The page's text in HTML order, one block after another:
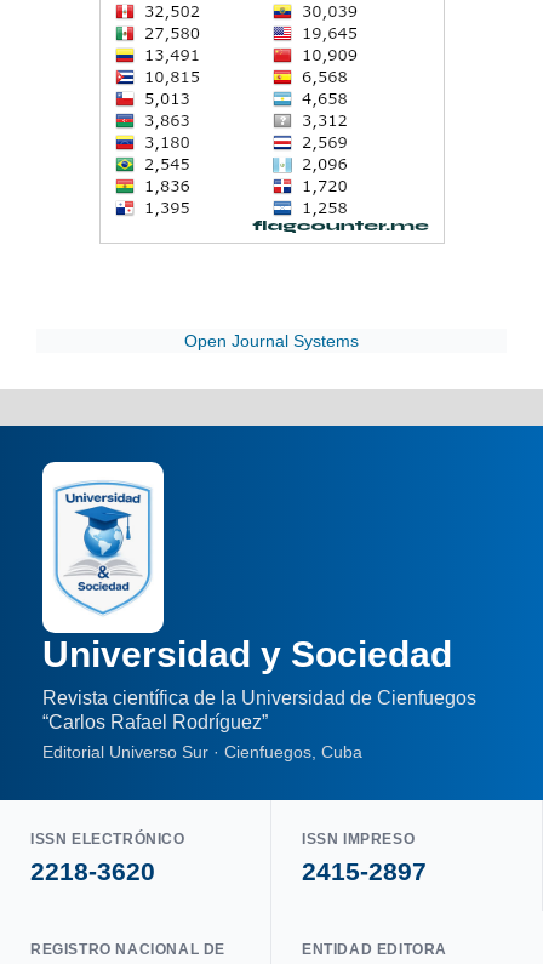
Open Journal Systems
Universidad y Sociedad
Revista científica de la Universidad de Cienfuegos
“Carlos Rafael Rodríguez”
Editorial Universo Sur · Cienfuegos, Cuba
ISSN ELECTRÓNICO
2218-3620
ISSN IMPRESO
2415-2897
REGISTRO NACIONAL DE
ENTIDAD EDITORA